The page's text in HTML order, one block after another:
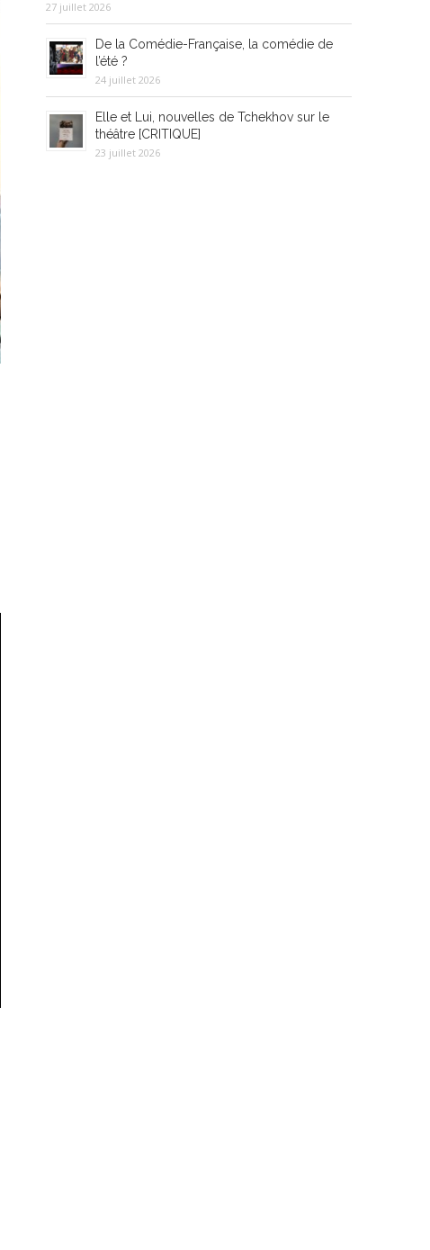
27 juillet 2026
De la Comédie-Française, la comédie de
l’été ?
24 juillet 2026
Elle et Lui, nouvelles de Tchekhov sur le
théâtre [CRITIQUE]
23 juillet 2026